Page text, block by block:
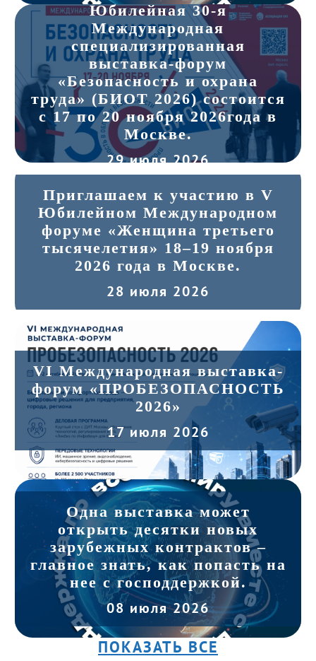
Юбилейная 30-я
Международная
специализированная
выставка-форум
«Безопасность и охрана
труда» (БИОТ 2026) состоится
с 17 по 20 ноября 2026года в
Москве.
29 июля 2026
Приглашаем к участию в V
Юбилейном Международном
форуме «Женщина третьего
тысячелетия» 18–19 ноября
2026 года в Москве.
28 июля 2026
VI Международная выставка-
форум «ПРОБЕЗОПАСНОСТЬ
2026»
17 июля 2026
Одна выставка может
открыть десятки новых
зарубежных контрактов –
главное знать, как попасть на
нее с господдержкой.
08 июля 2026
ПОКАЗАТЬ ВСЕ